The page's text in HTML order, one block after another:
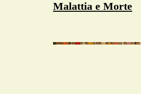
Malattia e Morte